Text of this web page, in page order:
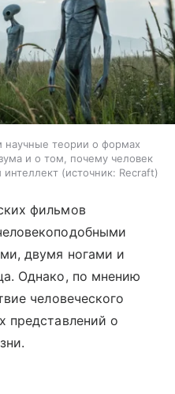
научные теории о формах
и о том, почему человек
интеллект
источник: Recraft
фильмов
двумя ногами и
Однако, по мнению
человеческого
представлений о